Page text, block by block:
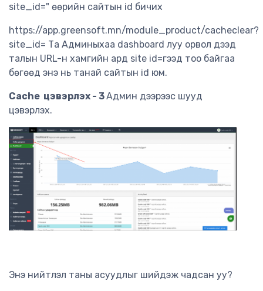
site_id=" өөрийн сайтын id бичих
https://app.greensoft.mn/module_product/cacheclear?
site_id= Та Админыхаа dashboard луу орвол дээд
талын URL-н хамгийн ард site id=гээд тоо байгаа
бөгөөд энэ нь танай сайтын id юм.
Cache цэвэрлэх - 3Админ дээрээс шууд
цэвэрлэх.
Энэ нийтлэл таны асуудлыг шийдэж чадсан уу?